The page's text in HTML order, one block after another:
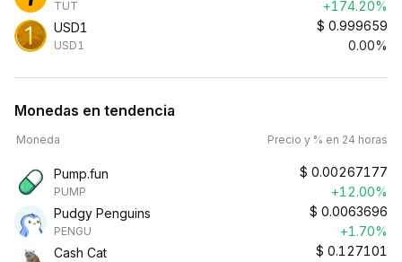
TUT
+174.20%
USD1
USD1
$ 0.999659
0.00%
Monedas en tendencia
Moneda Precio y % en 24 horas
Pump.fun
PUMP
$ 0.00267177
+12.00%
Pudgy Penguins
PENGU
$ 0.0063696
+1.70%
Cash Cat
$ 0.127101